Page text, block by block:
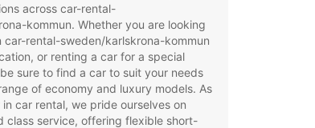
across car-rental-
kommun. Whether you are looking
car-rental-sweden/karlskrona-kommun
or renting a car for a special
sure to find a car to suit your needs
of economy and luxury models. As
car rental, we pride ourselves on
class service, offering flexible short-